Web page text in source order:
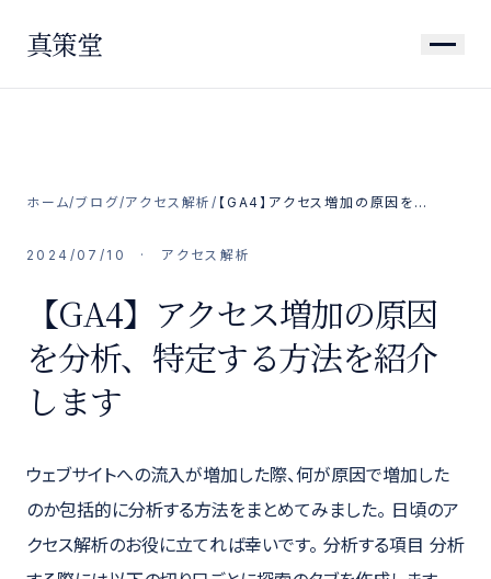
真策堂
ホーム/ブログ/アクセス解析/ 【GA4】アクセス増加の原因を分析、特定する方法を紹介します
2024/07/10 · アクセス解析
【GA4】アクセス増加の原因
を分析、特定する方法を紹介
します
ウェブサイトへの流入が増加した際、何が原因で増加した
のか包括的に分析する方法をまとめてみました。 日頃のア
クセス解析のお役に立てれば幸いです。 分析する項目 分析